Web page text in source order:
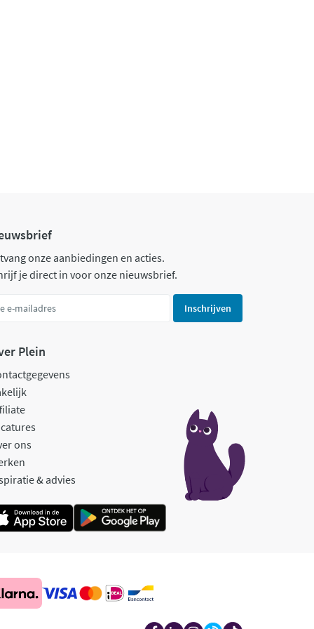
onze aanbiedingen en acties.
je direct in voor onze nieuwsbrief.
Inschrijven
Plein
ons
& advies